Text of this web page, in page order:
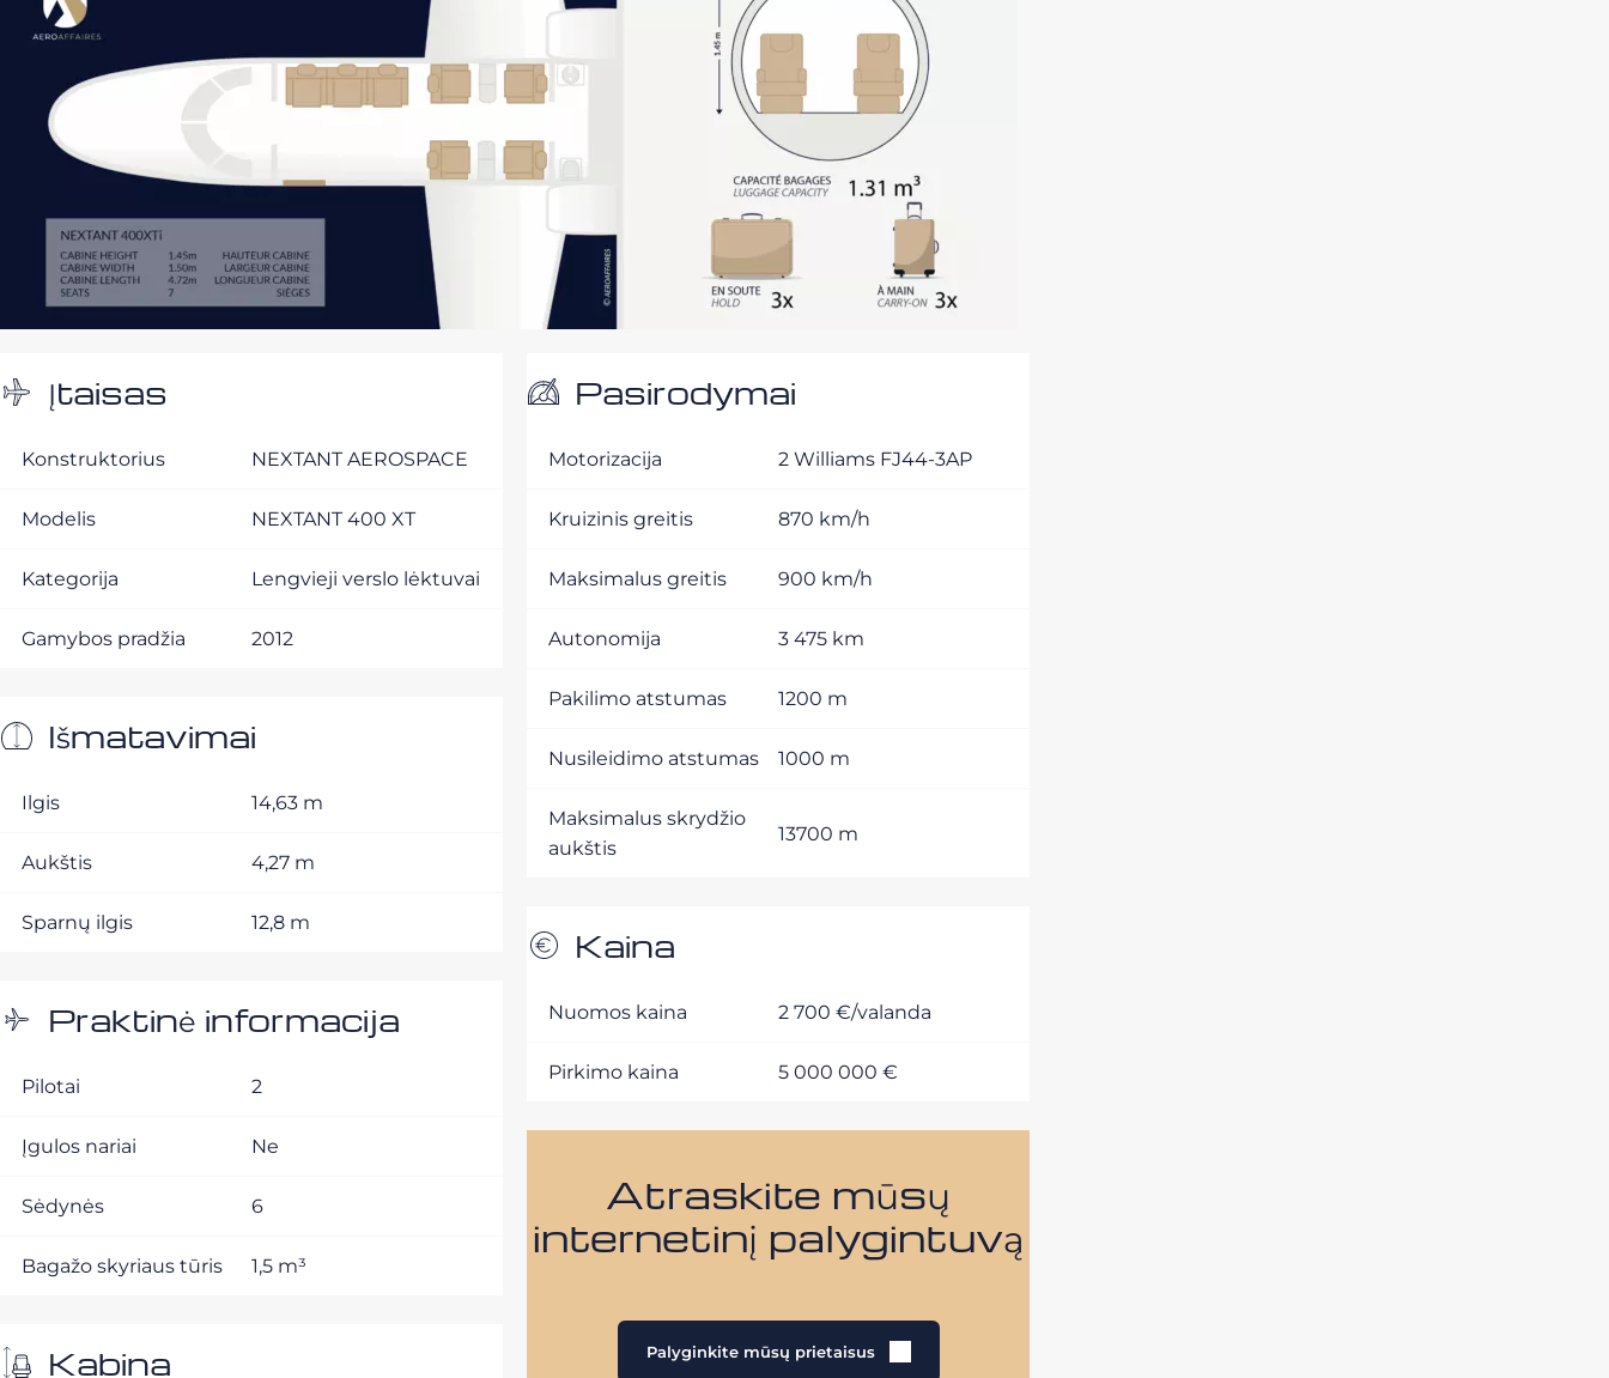
Įtaisas
Konstruktorius NEXTANT AEROSPACE
Modelis NEXTANT 400 XT
Kategorija Lengvieji verslo lėktuvai
Gamybos pradžia 2012
Išmatavimai
Ilgis 14,63 m
Aukštis 4,27 m
Sparnų ilgis 12,8 m
Praktinė informacija
Pilotai 2
Įgulos nariai Ne
Sėdynės 6
Bagažo skyriaus tūris 1,5 m³
Kabina
Pasirodymai
Motorizacija 2 Williams FJ44-3AP
Kruizinis greitis 870 km/h
Maksimalus greitis 900 km/h
Autonomija 3 475 km
Pakilimo atstumas 1200 m
Nusileidimo atstumas 1000 m
Maksimalus skrydžio
aukštis
13700 m
Kaina
Nuomos kaina 2 700 €/valanda
Pirkimo kaina 5 000 000 €
Atraskite mūsų
internetinį palygintuvą
Palyginkite mūsų prietaisus